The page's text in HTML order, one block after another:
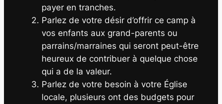
payer en tranches.
Parlez de votre désir d’offrir ce camp à
vos enfants aux grand-parents ou
parrains/marraines qui seront peut-être
heureux de contribuer à quelque chose
qui a de la valeur.
Parlez de votre besoin à votre Église
locale, plusieurs ont des budgets pour